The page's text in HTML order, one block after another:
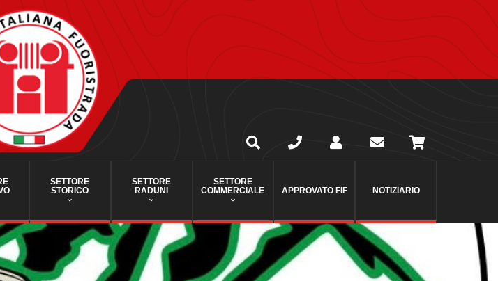
SETTORE
STORICO
SETTORE
RADUNI
SETTORE
COMMERCIALE
APPROVATO FIF NOTIZIARIO